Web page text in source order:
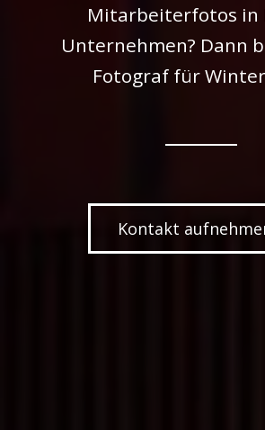
Mitarbeiterfotos in
Unternehmen? Dann
Fotograf für
Kontakt